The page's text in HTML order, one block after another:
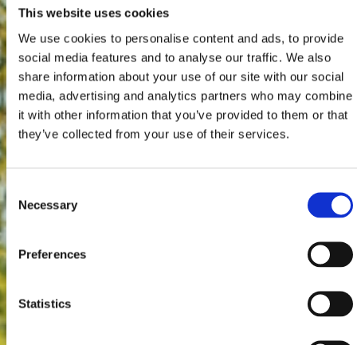
This website uses cookies
We use cookies to personalise content and ads, to provide
social media features and to analyse our traffic. We also
share information about your use of our site with our social
media, advertising and analytics partners who may combine
it with other information that you’ve provided to them or that
they’ve collected from your use of their services.
Consent
Selection
Necessary
Preferences
Statistics